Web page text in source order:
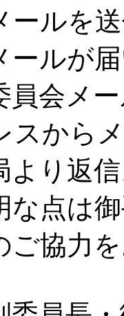
ールを
ルが
会メー
スから
り返
点は
協力